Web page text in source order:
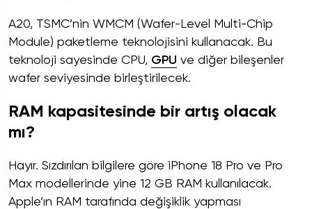
A20, TSMC’nin WMCM (Wafer-Level Multi-Chip
Module) paketleme teknolojisini kullanacak. Bu
teknoloji sayesinde CPU, GPU ve diğer bileşenler
wafer seviyesinde birleştirilecek.
RAM kapasitesinde bir artış olacak
mı?
Hayır. Sızdırılan bilgilere göre iPhone 18 Pro ve Pro
Max modellerinde yine 12 GB RAM kullanılacak.
Apple’ın RAM tarafında değişiklik yapması